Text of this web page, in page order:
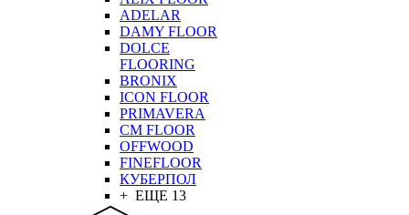
ADELAR
DAMY FLOOR
DOLCE
FLOORING
BRONIX
ICON FLOOR
PRIMAVERA
CM FLOOR
OFFWOOD
FINEFLOOR
КУБЕРПОЛ
+ ЕЩЕ 13